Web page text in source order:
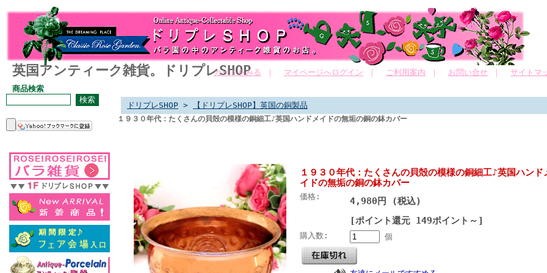
英国アンティーク雑貨。ドリプレSHOP
カートをみる マイページへログイン ご利用案内 お問い合せ
サイトマ
商品検索
ドリプレSHOP > 【ドリプレSHOP】英国の銅製品
１９３０年代：たくさんの貝殻の模様の銅細工♪英国ハンドメイドの無垢の銅の鉢カバー
１９３０年代：たくさんの貝殻の模様の銅細工♪英国ハンド
イドの無垢の銅の鉢カバー
価格:
4,980円 (税込)
[ポイント還元 149ポイント～]
購入数: 個